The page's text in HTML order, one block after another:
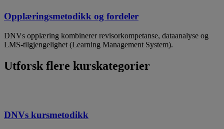
Opplæringsmetodikk og fordeler
DNVs opplæring kombinerer revisorkompetanse, dataanalyse og
LMS-tilgjengelighet (Learning Management System).
Utforsk flere kurskategorier
DNVs kursmetodikk